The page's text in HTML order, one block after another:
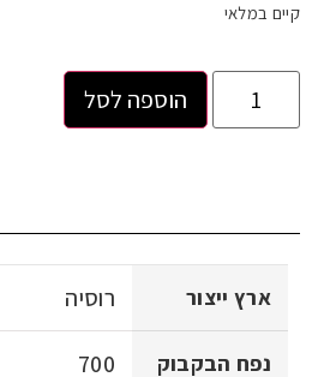
קיים במלאי
הוספה לסל
ארץ ייצור רוסיה
נפח הבקבוק 700